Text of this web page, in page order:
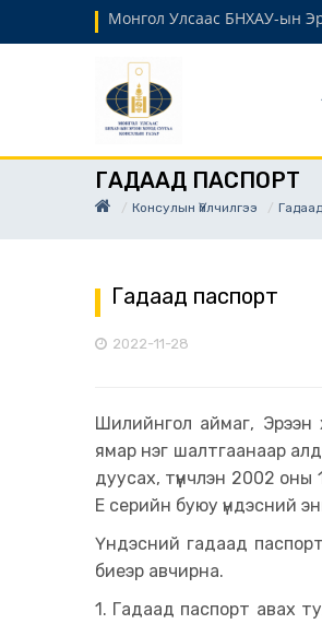
Монгол Улсаас БНХАУ-ын
ГАДААД ПАСПОРТ
Консулын Үйлчилгээ
Гадаад паспорт
2022-11-28
Шилийнгол аймаг, Эрээн
ямар нэг шалтгаанаар
дуусах, түүнчлэн 2002
Е серийн буюу үндэсний
Үндэсний гадаад
биеэр авчирна.
1. Гадаад паспорт авах